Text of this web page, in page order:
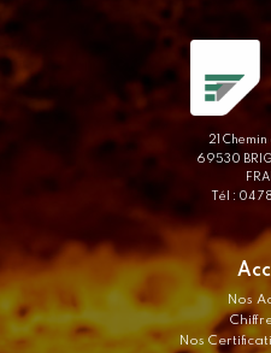
21
69530
Tél : 04
Nos
Nos